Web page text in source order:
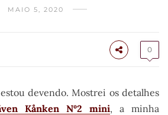
MAIO 5, 2020
0
devendo. Mostrei os detalhes
Kånken Nº2 mini, a minha